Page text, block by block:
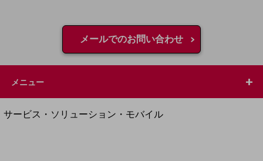
地域経済のさらなる活性化に取り組みます
自治体・地域社会との共創
LGPF(Local Government Platform)
別ウィンドウで開きます
サービス・ソリューション・モバイル
メールでのお問い合わせ
メニュー